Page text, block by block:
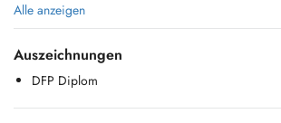
Alle anzeigen
Auszeichnungen
DFP Diplom